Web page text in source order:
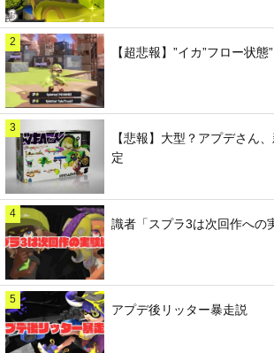
2
【超悲報】”イカ”フロー状態
3
【悲報】大型？アプデさん
定
4
識者「スプラ3は次回作への
5
アプデ後リッター暴走説